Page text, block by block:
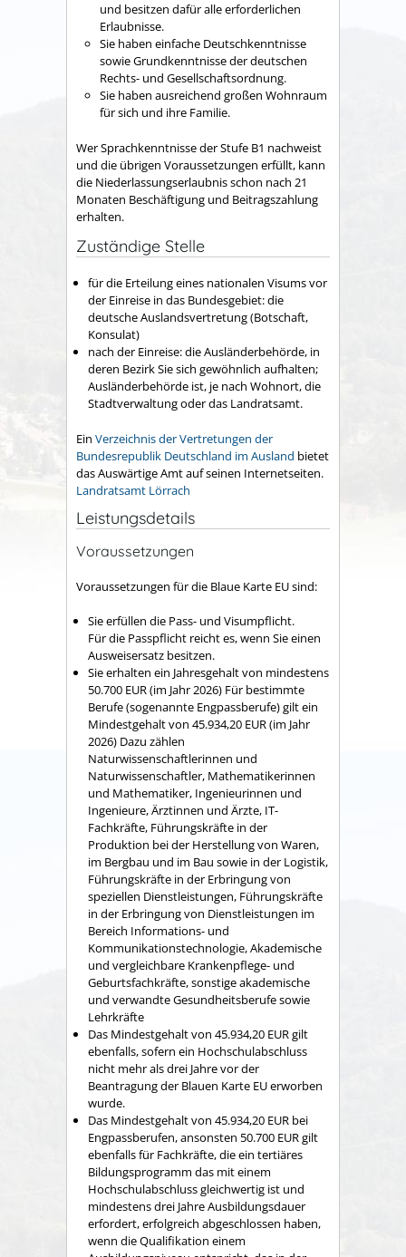
und besitzen dafür alle erforderlichen
Erlaubnisse.
Sie haben einfache Deutschkenntnisse
sowie Grundkenntnisse der deutschen
Rechts- und Gesellschaftsordnung.
Sie haben ausreichend großen Wohnraum
für sich und ihre Familie.
Wer Sprachkenntnisse der Stufe B1 nachweist
und die übrigen Voraussetzungen erfüllt, kann
die Niederlassungserlaubnis schon nach 21
Monaten Beschäftigung und Beitragszahlung
erhalten.
Zuständige Stelle
für die Erteilung eines nationalen Visums vor
der Einreise in das Bundesgebiet: die
deutsche Auslandsvertretung (Botschaft,
Konsulat)
nach der Einreise: die Ausländerbehörde, in
deren Bezirk Sie sich gewöhnlich aufhalten;
Ausländerbehörde ist, je nach Wohnort, die
Stadtverwaltung oder das Landratsamt.
Ein Verzeichnis der Vertretungen der
Bundesrepublik Deutschland im Ausland bietet
das Auswärtige Amt auf seinen Internetseiten.
Landratsamt Lörrach
Leistungsdetails
Voraussetzungen
Voraussetzungen für die Blaue Karte EU sind:
Sie erfüllen die Pass- und Visumpflicht.
Für die Passpflicht reicht es, wenn Sie einen
Ausweisersatz besitzen.
Sie erhalten ein Jahresgehalt von mindestens
50.700 EUR (im Jahr 2026) Für bestimmte
Berufe (sogenannte Engpassberufe) gilt ein
Mindestgehalt von 45.934,20 EUR (im Jahr
2026) Dazu zählen
Naturwissenschaftlerinnen und
Naturwissenschaftler, Mathematikerinnen
und Mathematiker, Ingenieurinnen und
Ingenieure, Ärztinnen und Ärzte, IT-
Fachkräfte, Führungskräfte in der
Produktion bei der Herstellung von Waren,
im Bergbau und im Bau sowie in der Logistik,
Führungskräfte in der Erbringung von
speziellen Dienstleistungen, Führungskräfte
in der Erbringung von Dienstleistungen im
Bereich Informations- und
Kommunikationstechnologie, Akademische
und vergleichbare Krankenpflege- und
Geburtsfachkräfte, sonstige akademische
und verwandte Gesundheitsberufe sowie
Lehrkräfte
Das Mindestgehalt von 45.934,20 EUR gilt
ebenfalls, sofern ein Hochschulabschluss
nicht mehr als drei Jahre vor der
Beantragung der Blauen Karte EU erworben
wurde.
Das Mindestgehalt von 45.934,20 EUR bei
Engpassberufen, ansonsten 50.700 EUR gilt
ebenfalls für Fachkräfte,die ein tertiäres
Bildungsprogramm das mit einem
Hochschulabschluss gleichwertig ist und
mindestens drei Jahre Ausbildungsdauer
erfordert, erfolgreich abgeschlossen haben,
wenn die Qualifikation einem